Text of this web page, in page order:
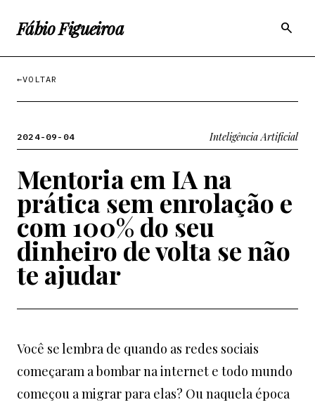
Fábio Figueiroa search
←VOLTAR
2024-09-04 Inteligência Artificial
Mentoria em IA na
prática sem enrolação e
com 100% do seu
dinheiro de volta se não
te ajudar
Você se lembra de quando as redes sociais
começaram a bombar na internet e todo mundo
começou a migrar para elas? Ou naquela época